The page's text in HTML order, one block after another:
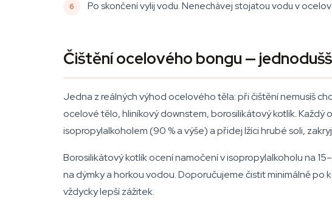
Po skončení vylij vodu. Nenechávej stojatou vodu v
Čištění ocelového bongu —
Jedna z reálných výhod ocelového těla: při čištění nemusíš
ocelové tělo, hliníkový downstem, borosilikátový kotlík.
isopropylalkoholem (90 % a výše) a přidej lžíci hrubé soli,
Borosilikátový kotlík ocení namočení v isopropylalkoholu na
na dýmky a horkou vodou. Doporučujeme čistit minimálně po
vždycky lepší zážitek.